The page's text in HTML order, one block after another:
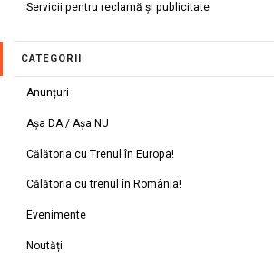
Servicii pentru reclamă și publicitate
CATEGORII
Anunțuri
Așa DA / Așa NU
Călătoria cu Trenul în Europa!
Călătoria cu trenul în România!
Evenimente
Noutăți